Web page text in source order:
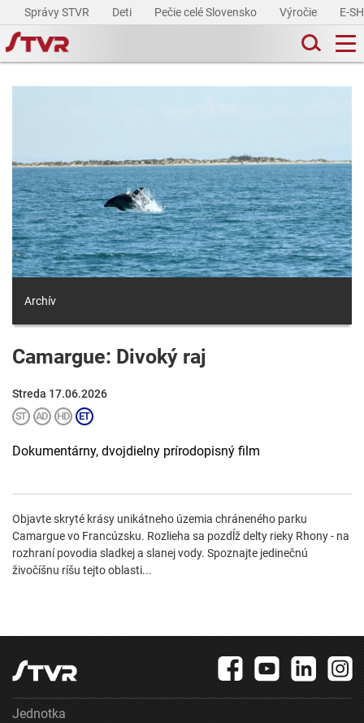
Správy STVR Deti Pečie celé Slovensko Výročie E-
Archív
Camargue: Divoký raj
Streda 17.06.2026
Dokumentárny, dvojdielny prírodopisný film
Objavte skryté krásy unikátneho územia chráneného parku
Camargue vo Francúzsku. Rozlieha sa pozdĺž delty rieky Rhony - na
rozhraní povodia sladkej a slanej vody. Spoznajte jedinečnú
živočíšnu ríšu tejto oblasti...
Jednotka